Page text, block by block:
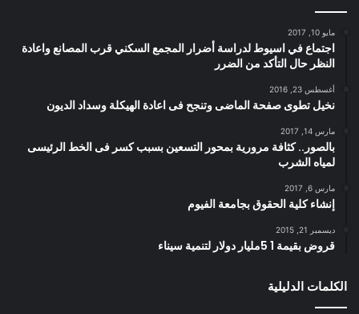
مايو 10, 2017
اجتماع في اسيوط لدراسة أضرار المجمع السكني قرب المصانع واعادة
النظر حال التأكد من الضرر
أغسطس 23, 2016
نخيل تطوى صفحة الماضى وتنجح فى اعادة الهيكلة وسداد الديون
مارس 14, 2017
بالصور.. كثافة مرورية بمحور التسعين بسبب كسر فى الخط الرئيسى
لمياه الشرب
مارس 6, 2017
إنشاء كلية الحقوق بجامعة الفيوم
ديسمبر 21, 2015
قروض بقيمة 1 5مليار دولار لتنمية سيناء
الكلمات الدليلية